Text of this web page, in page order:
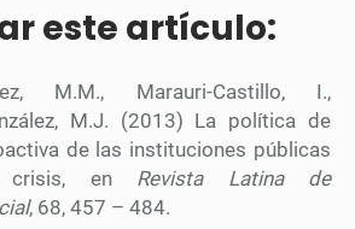
este artículo:
M.M., Marauri-Castillo, I.,
M.J. (2013) La política de
de las instituciones públicas
crisis, en Revista Latina de
, 68, 457 – 484.